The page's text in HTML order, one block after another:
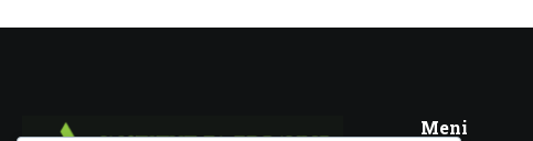
Meni